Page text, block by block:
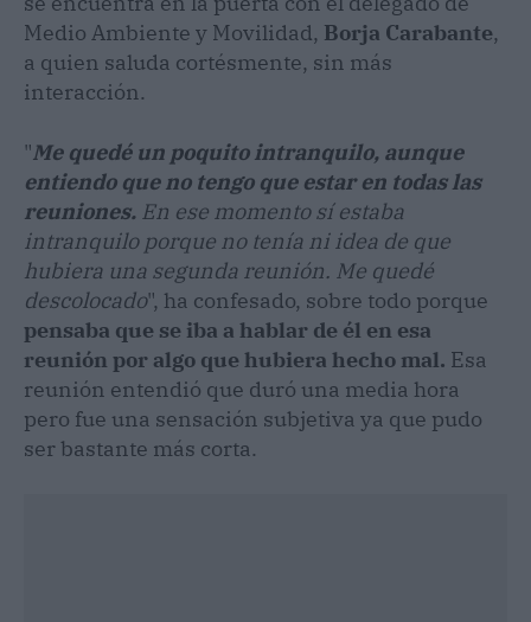
Medio Ambiente y Movilidad, Borja Carabante,
a quien saluda cortésmente, sin más
interacción.
"Me quedé un poquito intranquilo, aunque
entiendo que no tengo que estar en todas las
reuniones. En ese momento sí estaba
intranquilo porque no tenía ni idea de que
hubiera una segunda reunión. Me quedé
descolocado", ha confesado, sobre todo porque
pensaba que se iba a hablar de él en esa
reunión por algo que hubiera hecho mal. Esa
reunión entendió que duró una media hora
pero fue una sensación subjetiva ya que pudo
ser bastante más corta.